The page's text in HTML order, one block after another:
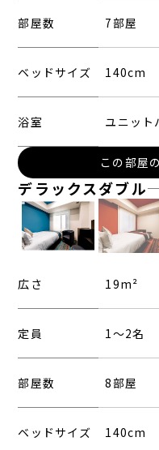
部屋数 7部屋
ベッドサイズ 140cm
浴室 ユニット
この部屋
デラックスダブル
広さ 19m²
定員 1〜2名
部屋数 8部屋
ベッドサイズ 140cm